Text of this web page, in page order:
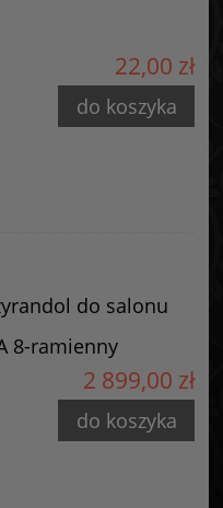
22,00 zł
do koszyka
do salonu
8-ramienny
2 899,00 zł
do koszyka